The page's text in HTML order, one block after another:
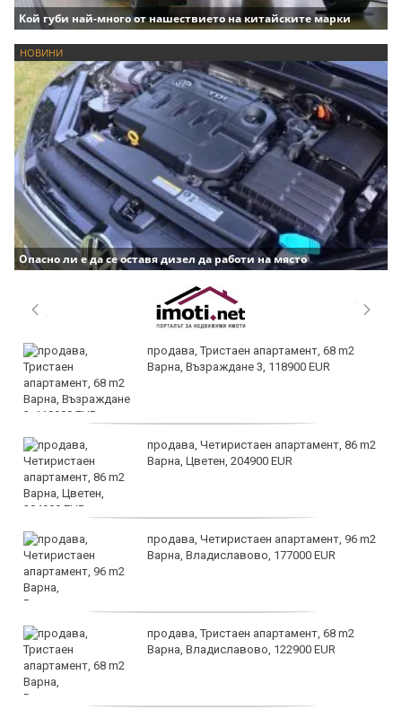
Кой губи най-много от нашествието на китайските марки
НОВИНИ
Опасно ли е да се оставя дизел да работи на място
продава, Тристаен апартамент, 68 m2
Варна, Възраждане 3, 118900 EUR
продава, Четиристаен апартамент, 86 m2
Варна, Цветен, 204900 EUR
продава, Четиристаен апартамент, 96 m2
Варна, Владиславово, 177000 EUR
продава, Тристаен апартамент, 68 m2
Варна, Владиславово, 122900 EUR